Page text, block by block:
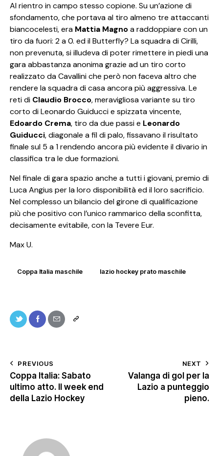
Al rientro in campo stesso copione. Su un’azione di
sfondamento, che portava al tiro almeno tre attaccanti
biancocelesti, era Mattia Magnoa raddoppiare con un
tiro da fuori: 2 a 0. ed il Butterfly? La squadra di Cirilli,
non prevenuta, si illudeva di poter rimettere in piedi una
gara abbastanza anonima grazie ad un tiro corto
realizzato da Cavallini che però non faceva altro che
rendere la squadra di casa ancora più aggressiva. Le
reti di Claudio Brocco, meravigliosa variante su tiro
corto di Leonardo Guiducci e spizzata vincente,
Edoardo Crema, tiro da due passi e Leonardo
Guiducci, diagonale a fil di palo, fissavano il risultato
finale sul 5 a 1 rendendo ancora più evidente il divario in
classifica tra le due formazioni.
Nel finale di gara spazio anche a tutti i giovani, premio di
Luca Angius per la loro disponibilità ed il loro sacrificio.
Nel complesso un bilancio del girone di qualificazione
più che positivo con l’unico rammarico della sconfitta,
decisamente evitabile, con la Tevere Eur.
Max U.
Coppa Italia maschile lazio hockey prato maschile
PREVIOUS
Coppa Italia: Sabato
ultimo atto. Il week end
della Lazio Hockey
NEXT
Valanga di gol per la
Lazio a punteggio
pieno.